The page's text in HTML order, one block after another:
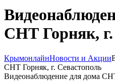
СНТ Горняк,
КрымонлайнНовости и Акции
СНТ Горняк, г. Севастополь
Видеонаблюдение для дома